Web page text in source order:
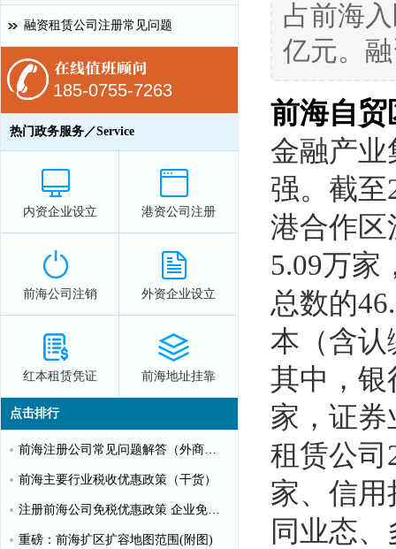
占前海
亿元。
前海自贸
金融产业
强。截至
港合作区
5.09万家
总数的
本（含认
其中，银
家，证券
租赁公司
家、信用
同业态
融资租赁公司注册常见问题
185-0755-7263
热门政务服务／Service
内资企业设立 港资公司注册
前海公司注销 外资企业设立
红本租赁凭证 前海地址挂靠
点击排行
前海注册公司常见问题解答（外商投资）
前海主要行业税收优惠政策（干货）
注册前海公司免税优惠政策 企业免税10%个人可全免
重磅：前海扩区扩容地图范围(附图)